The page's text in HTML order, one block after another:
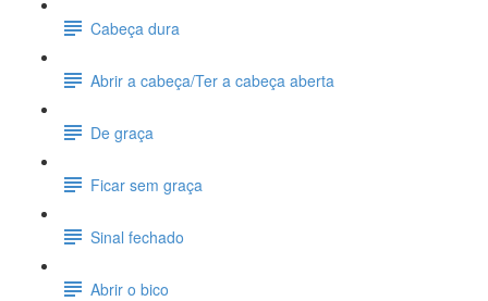
Cabeça dura
Abrir a cabeça/Ter a cabeça aberta
De graça
Ficar sem graça
Sinal fechado
Abrir o bico